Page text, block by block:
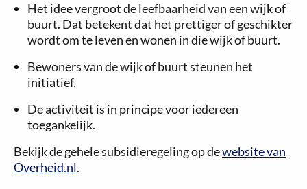
Het idee vergroot de leefbaarheid van een wijk of
buurt. Dat betekent dat het prettiger of geschikter
wordt om te leven en wonen in die wijk of buurt.
Bewoners van de wijk of buurt steunen het
initiatief.
De activiteit is in principe voor iedereen
toegankelijk.
Bekijk de gehele subsidieregeling op dewebsite van
Overheid.nl.